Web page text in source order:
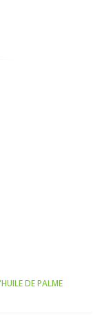
DE PALME